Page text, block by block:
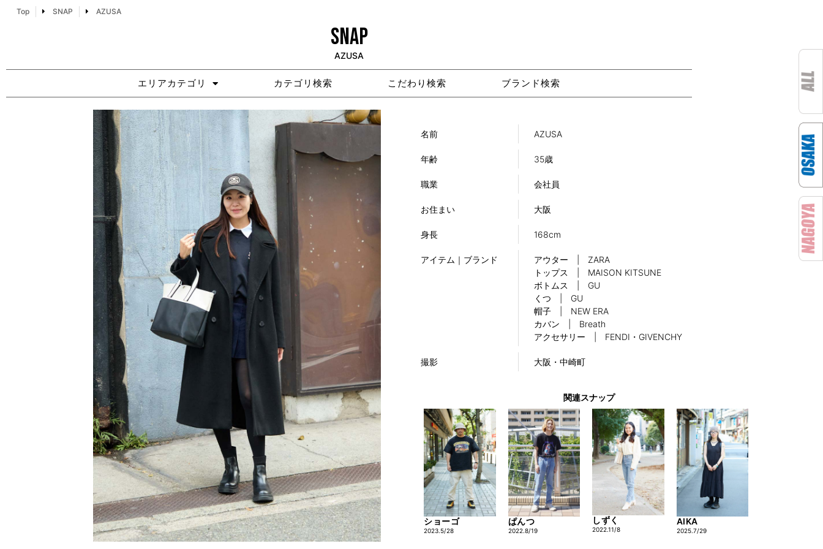
Top SNAP AZUSA
SNAP
AZUSA
エリアカテゴリ カテゴリ検索 こだわり検索 ブランド検索
名前 AZUSA
年齢 35歳
職業 会社員
お住まい 大阪
身長 168cm
アイテム｜ブランド
アウター | ZARA
トップス | MAISON KITSUNE
ボトムス | GU
くつ | GU
帽子 | NEW ERA
カバン | Breath
アクセサリー | FENDI・GIVENCHY
撮影 大阪・中崎町
関連スナップ
ショーゴ
2023.5/28
ぱんつ
2022.8/19
しずく
2022.11/8
AIKA
2025.7/29